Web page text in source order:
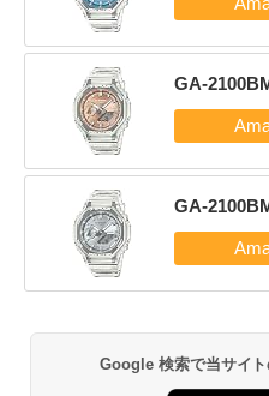
GA-
GA-
Google 検索で当サイ